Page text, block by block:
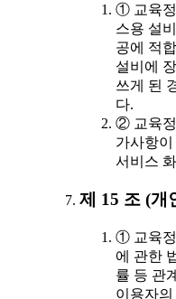
① 교육정
스용 설
공에 적
설비에
쓰게 된
다.
② 교육정
가사항
서비스
제 15 조 (개
① 교육정
에 관한
률 등 관
이용자